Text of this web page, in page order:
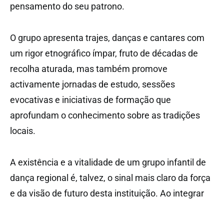
pensamento do seu patrono.
O grupo apresenta trajes, danças e cantares com
um rigor etnográfico ímpar, fruto de décadas de
recolha aturada, mas também promove
activamente jornadas de estudo, sessões
evocativas e iniciativas de formação que
aprofundam o conhecimento sobre as tradições
locais.
A existência e a vitalidade de um grupo infantil de
dança regional é, talvez, o sinal mais claro da força
e da visão de futuro desta instituição. Ao integrar